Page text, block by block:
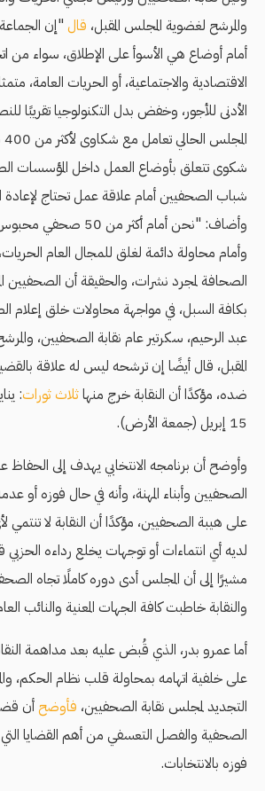
والمرشح لغضوية المجلس المقبل، قال "إن
أمام أوضاع هي الأسوأ على الإطلاق، سواء من
الاقتصادية والاجتماعية، أو الحريات العامة،
الأدنى للأجور، وخفض بدل التكنولوجيا
شكوى تتعلق بأوضاع العمل داخل المؤسسات
شباب الصحفيين أمام علاقة عمل تحتاج لإعادة
وأضاف: "نحن أمام أكثر
وأمام محاولة دائمة لغلق للمجال العام
الصحافة لمجرد نشرات، والحقيقة أن الصحفيين
بكافة السبل، في مواجهة محاولات خلق إعلام
عبد الرحيم، سكرتير عام نقابة الصحفيين،
المقبل، قال أيضًا إن ترشحه ليس له علاقة
ضده، مؤكدًا أن النقابة خرج منهاثلاث ثورات
15 إبريل (جمعة الأرض).
وأوضح أن برنامجه الانتخابي يهدف إلى الحفاظ
الصحفيين وأبناء المهنة، وأنه في حال فوزه
على هيبة الصحفيين، مؤكدًا أن النقابة لا تنتمي
لديه أي انتماءات أو توجهات يخلع رداءه الحزبي
مشيرًا إلى أن المجلس أدى دوره كاملًا تجاه
والنقابة خاطبت كافة الجهات المعنية والنائب
أما عمرو بدر، الذي قُبض عليه بعد مداهمة
على خلفية اتهامه بمحاولة قلب نظام الحكم،
التجديد لمجلس نقابة الصحفيين، فأوضحأن
الصحفية والفصل التعسفي من أهم القضايا
فوزه بالانتخابات.